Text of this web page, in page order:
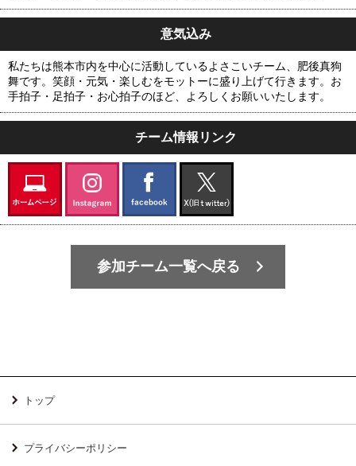
意気込み
私たちは熊本市内を中心に活動しているよさこいチーム、肥後真狗
舞です。笑顔・元気・楽しむをモットーに盛り上げて行きます。お
手拍子・足拍子・お心拍子のほど、よろしくお願いいたします。
チーム情報リンク
参加チーム一覧へ戻る
トップ
プライバシーポリシー